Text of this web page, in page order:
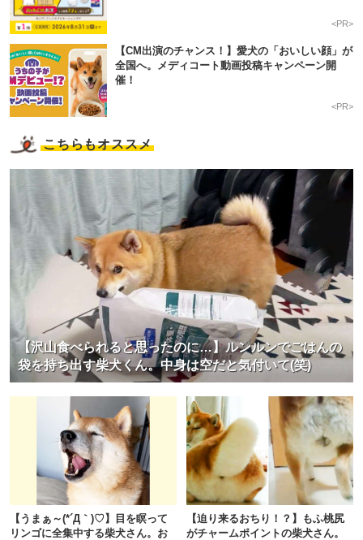
<PR>
【CM出演のチャンス！】愛犬の「おいしい顔」が
全国へ。メディコート動画投稿キャンペーン開
催！
<PR>
こちらもオススメ
【沢山食べられると思ったのに…】ルンルンでごはんの
袋を持ち出す柴犬くん。中身は空だと気付いて(笑)
【うまぁ～(*´Д｀)♡】目を瞑って
リンゴに全集中する柴犬さん。お
【迫り来るおちり！？】もふ桃尻
がチャームポイントの柴犬さん。